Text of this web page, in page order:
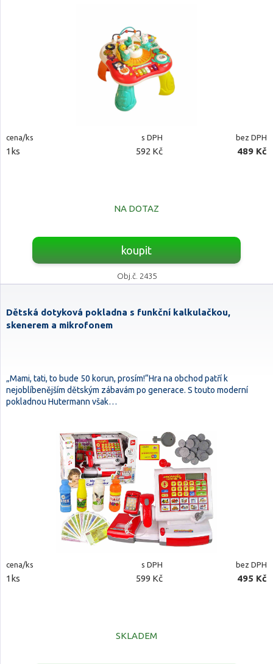
cena/ks s DPH bez DPH
1ks 592 Kč 489 Kč
NA DOTAZ
koupit
Obj.č. 2435
Dětská dotyková pokladna s funkční kalkulačkou,
skenerem a mikrofonem
„Mami, tati, to bude 50 korun, prosím!“Hra na obchod patří k
nejoblíbenějším dětským zábavám po generace. S touto moderní
pokladnou Hutermann však…
cena/ks s DPH bez DPH
1ks 599 Kč 495 Kč
SKLADEM